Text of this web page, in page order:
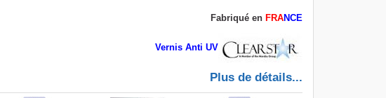
Fabriqué en FRANCE
Vernis Anti UV
Plus de détails...